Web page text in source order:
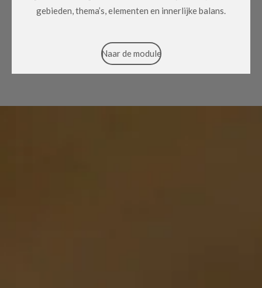
gebieden, thema’s, elementen en innerlijke balans.
Naar de module